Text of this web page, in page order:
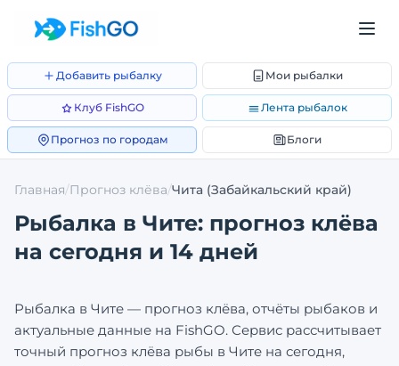
Добавить рыбалку Мои рыбалки
Клуб FishGO Лента рыбалок
Прогноз по городам Блоги
Главная/Прогноз клёва/Чита (Забайкальский край)
Рыбалка в Чите: прогноз клёва
на сегодня и 14 дней
Рыбалка в Чите — прогноз клёва, отчёты рыбаков и
актуальные данные на FishGO. Сервис рассчитывает
точный прогноз клёва рыбы в Чите на сегодня,